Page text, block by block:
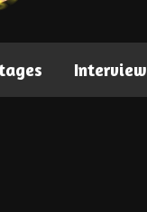
Interview